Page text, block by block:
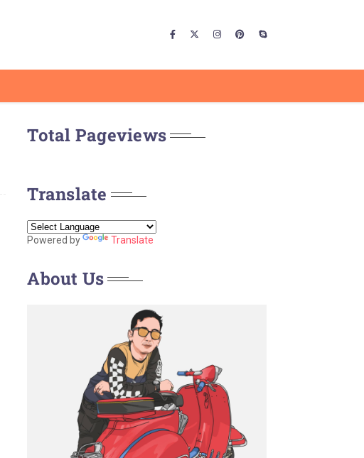
Total Pageviews
Translate
Powered by Translate
About Us